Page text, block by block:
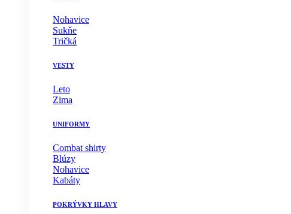
Nohavice
Sukňe
Tričká
VESTY
Leto
Zima
UNIFORMY
Combat shirty
Blúzy
Nohavice
Kabáty
POKRÝVKY HLAVY